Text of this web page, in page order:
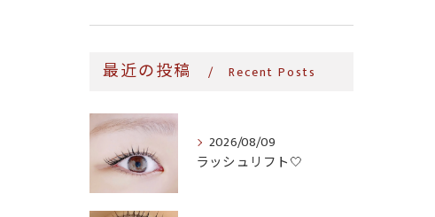
最近の投稿 Recent Posts
2026/08/09
ラッシュリフト‎🤍